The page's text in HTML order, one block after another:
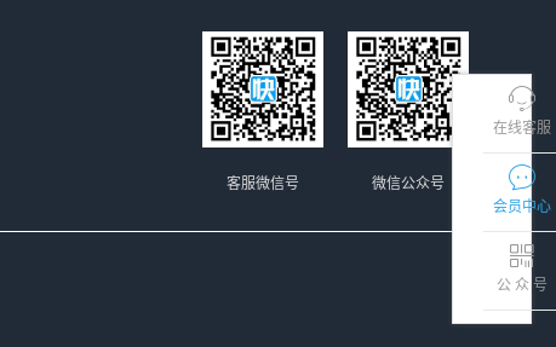
在线客服
会员中心
公 众 号
微信公众号
客服微信号